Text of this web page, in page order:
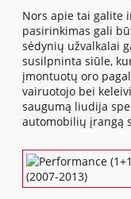
Nors apie tai galite
pasirinkimas gali
sėdynių užvalkalai
susilpninta siūle,
įmontuotų oro
vairuotojo bei
saugumą liudija
automobilių įrangą